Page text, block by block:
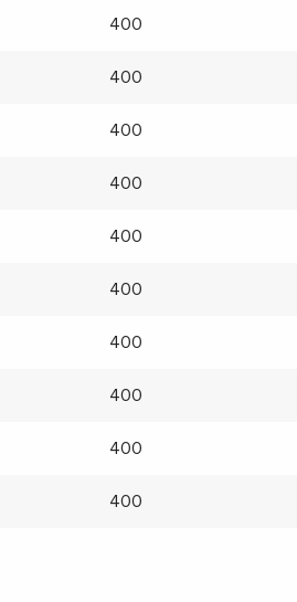
400
400
400
400
400
400
400
400
400
400